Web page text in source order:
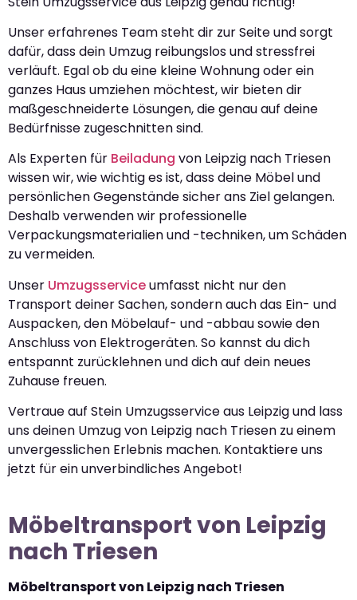
Unser erfahrenes Team steht dir zur Seite und sorgt
dafür, dass dein Umzug reibungslos und stressfrei
verläuft. Egal ob du eine kleine Wohnung oder ein
ganzes Haus umziehen möchtest, wir bieten dir
maßgeschneiderte Lösungen, die genau auf deine
Bedürfnisse zugeschnitten sind.
Als Experten für Beiladung von Leipzig nach Triesen
wissen wir, wie wichtig es ist, dass deine Möbel und
persönlichen Gegenstände sicher ans Ziel gelangen.
Deshalb verwenden wir professionelle
Verpackungsmaterialien und -techniken, um Schäden
zu vermeiden.
Unser Umzugsserviceumfasst nicht nur den
Transport deiner Sachen, sondern auch das Ein- und
Auspacken, den Möbelauf- und -abbau sowie den
Anschluss von Elektrogeräten. So kannst du dich
entspannt zurücklehnen und dich auf dein neues
Zuhause freuen.
Vertraue auf Stein Umzugsservice aus Leipzig und lass
uns deinen Umzug von Leipzig nach Triesen zu einem
unvergesslichen Erlebnis machen. Kontaktiere uns
jetzt für ein unverbindliches Angebot!
Möbeltransport von Leipzig
nach Triesen
Möbeltransport von Leipzig nach Triesen